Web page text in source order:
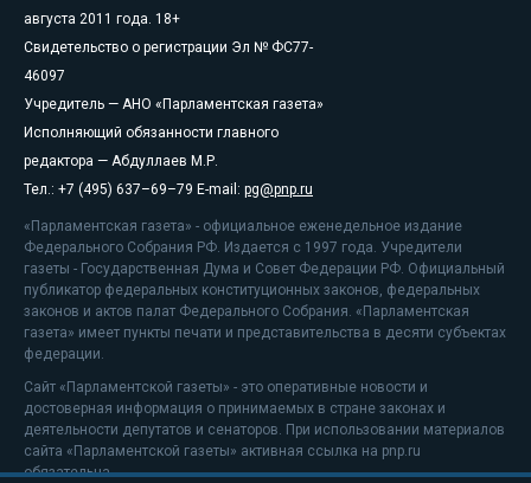
августа 2011 года. 18+
Свидетельство о регистрации Эл № ФС77-
46097
Учредитель — АНО «Парламентская газета»
Исполняющий обязанности главного
редактора — Абдуллаев М.Р.
Тел.: +7 (495) 637–69–79 E-mail: pg@pnp.ru
«Парламентская газета» - официальное еженедельное издание
Федерального Собрания РФ. Издается с 1997 года. Учредители
газеты - Государственная Дума и Совет Федерации РФ. Официальный
публикатор федеральных конституционных законов, федеральных
законов и актов палат Федерального Собрания. «Парламентская
газета» имеет пункты печати и представительства в десяти субъектах
федерации.
Сайт «Парламентской газеты» - это оперативные новости и
достоверная информация о принимаемых в стране законах и
деятельности депутатов и сенаторов. При использовании материалов
сайта «Парламентской газеты» активная ссылка на pnp.ru
обязательна.